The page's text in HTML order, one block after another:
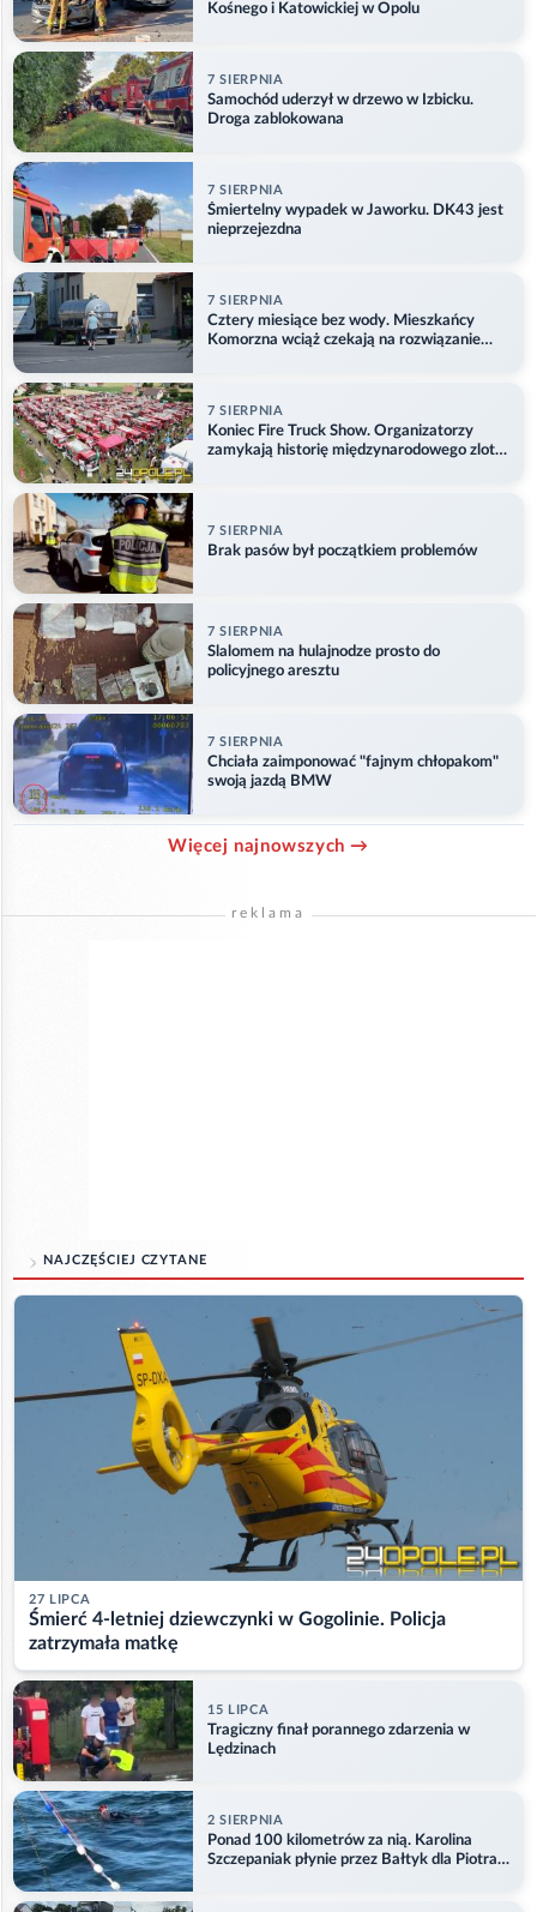
Kośnego i Katowickiej w Opolu
7 SIERPNIA
Samochód uderzył w drzewo w Izbicku.
Droga zablokowana
7 SIERPNIA
Śmiertelny wypadek w Jaworku. DK43 jest
nieprzejezdna
7 SIERPNIA
Cztery miesiące bez wody. Mieszkańcy
Komorzna wciąż czekają na rozwiązanie
7 SIERPNIA
Koniec Fire Truck Show. Organizatorzy
zamykają historię międzynarodowego zlotu
7 SIERPNIA
Brak pasów był początkiem problemów
7 SIERPNIA
Slalomem na hulajnodze prosto do
policyjnego aresztu
7 SIERPNIA
Chciała zaimponować "fajnym chłopakom"
swoją jazdą BMW
Więcej najnowszych →
reklama
NAJCZĘŚCIEJ CZYTANE
27 LIPCA
Śmierć 4-letniej dziewczynki w Gogolinie. Policja
zatrzymała matkę
15 LIPCA
Tragiczny finał porannego zdarzenia w
Lędzinach
2 SIERPNIA
Ponad 100 kilometrów za nią. Karolina
Szczepaniak płynie przez Bałtyk dla Piotra.